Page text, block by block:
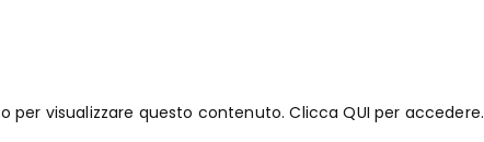
per visualizzare questo contenuto. Clicca QUI per accedere.